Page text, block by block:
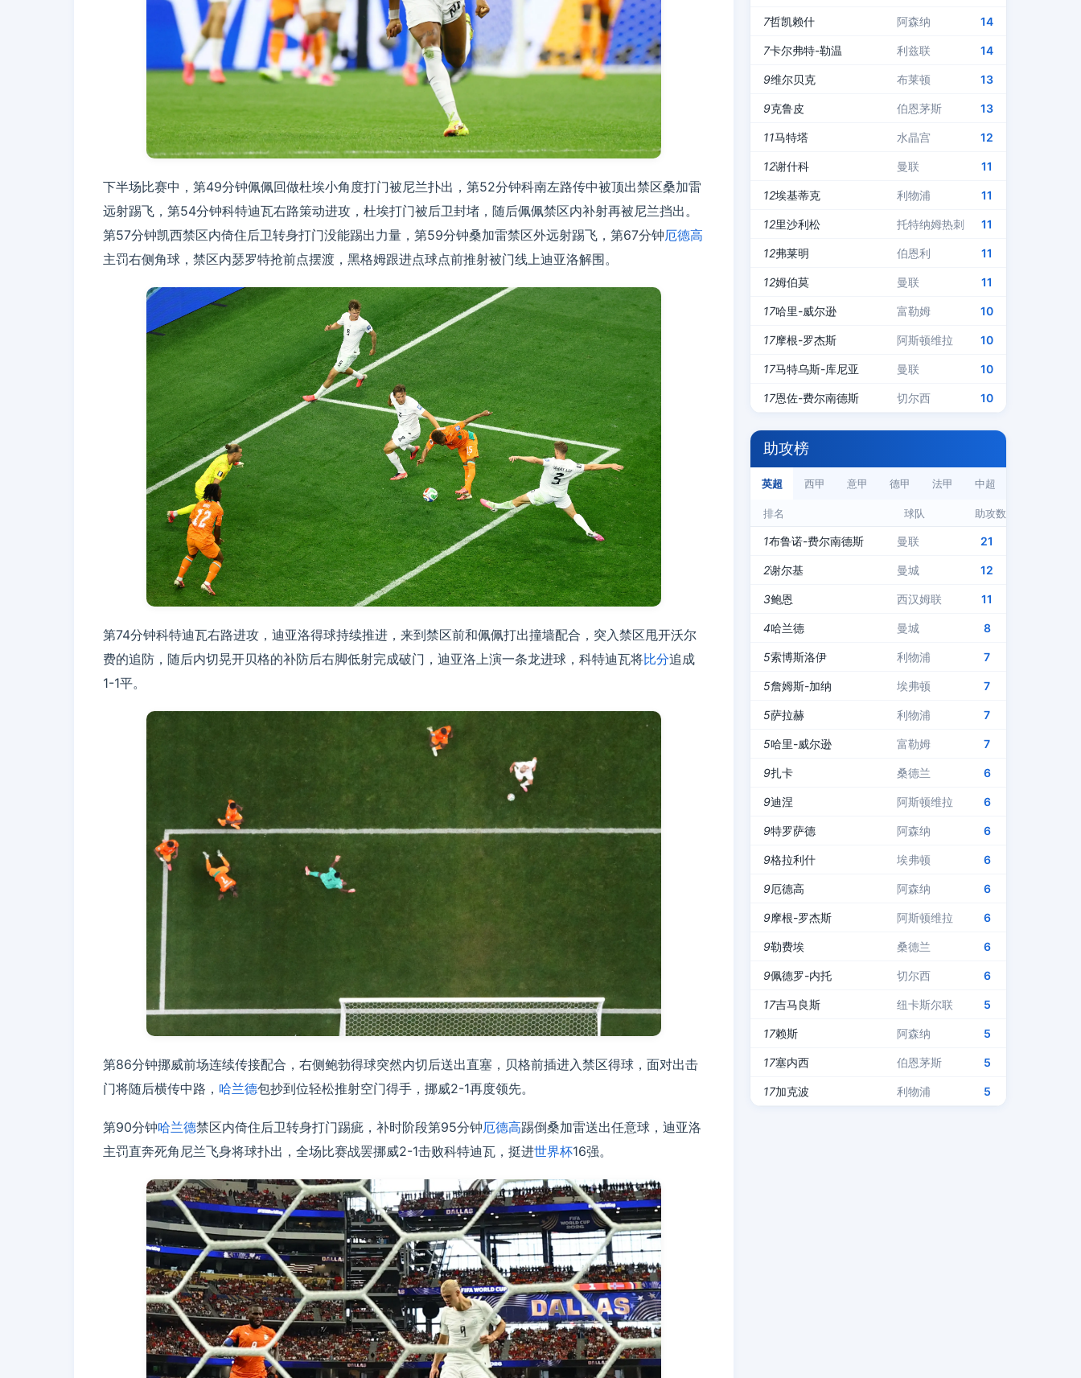
下半场比赛中，第49分钟佩佩回做杜埃小角度打门被尼兰扑出，第52分钟科南左路传中被顶出禁区桑加雷
远射踢飞，第54分钟科特迪瓦右路策动进攻，杜埃打门被后卫封堵，随后佩佩禁区内补射再被尼兰挡出。
第57分钟凯西禁区内倚住后卫转身打门没能踢出力量，第59分钟桑加雷禁区外远射踢飞，第67分钟厄德高
主罚右侧角球，禁区内瑟罗特抢前点摆渡，黑格姆跟进点球点前推射被门线上迪亚洛解围。
第74分钟科特迪瓦右路进攻，迪亚洛得球持续推进，来到禁区前和佩佩打出撞墙配合，突入禁区甩开沃尔
费的追防，随后内切晃开贝格的补防后右脚低射完成破门，迪亚洛上演一条龙进球，科特迪瓦将比分追成
1-1平。
第86分钟挪威前场连续传接配合，右侧鲍勃得球突然内切后送出直塞，贝格前插进入禁区得球，面对出击
门将随后横传中路， 哈兰德包抄到位轻松推射空门得手，挪威2-1再度领先。
第90分钟哈兰德禁区内倚住后卫转身打门踢疵，补时阶段第95分钟厄德高踢倒桑加雷送出任意球，迪亚洛
主罚直奔死角尼兰飞身将球扑出，全场比赛战罢挪威2-1击败科特迪瓦，挺进世界杯16强。
7哲凯赖什 阿森纳 14
7卡尔弗特-勒温 利兹联 14
9维尔贝克 布莱顿 13
9克鲁皮 伯恩茅斯 13
11马特塔 水晶宫 12
12谢什科 曼联 11
12埃基蒂克 利物浦 11
12里沙利松 托特纳姆热刺 11
12弗莱明 伯恩利 11
12姆伯莫 曼联 11
17哈里-威尔逊 富勒姆 10
17摩根-罗杰斯 阿斯顿维拉 10
17马特乌斯-库尼亚 曼联 10
17恩佐-费尔南德斯 切尔西 10
助攻榜
英超 西甲 意甲 德甲 法甲 中超
排名 球队 助攻数
1布鲁诺-费尔南德斯 曼联 21
2谢尔基 曼城 12
3鲍恩 西汉姆联 11
4哈兰德 曼城 8
5索博斯洛伊 利物浦 7
5詹姆斯-加纳 埃弗顿 7
5萨拉赫 利物浦 7
5哈里-威尔逊 富勒姆 7
9扎卡 桑德兰 6
9迪涅 阿斯顿维拉 6
9特罗萨德 阿森纳 6
9格拉利什 埃弗顿 6
9厄德高 阿森纳 6
9摩根-罗杰斯 阿斯顿维拉 6
9勒费埃 桑德兰 6
9佩德罗-内托 切尔西 6
17吉马良斯 纽卡斯尔联 5
17赖斯 阿森纳 5
17塞内西 伯恩茅斯 5
17加克波 利物浦 5